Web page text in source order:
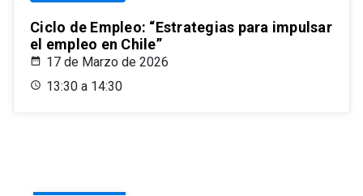
Ciclo de Empleo: “Estrategias para impulsar
el empleo en Chile”
17 de Marzo de 2026
13:30 a 14:30